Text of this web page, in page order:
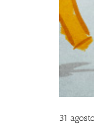
31